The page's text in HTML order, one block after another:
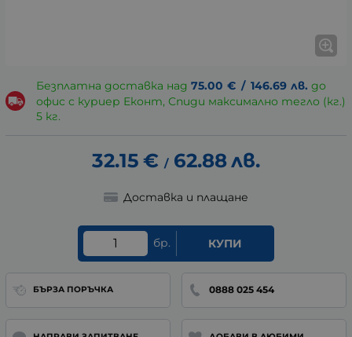
Безплатна доставка над 75.00 € / 146.69 лв. до
офис с куриер Еконт, Спиди максимално тегло (кг.)
5 кг.
32.15 € / 62.88лв.
Доставка и плащане
бр. КУПИ
БЪРЗА ПОРЪЧКА 0888 025 454